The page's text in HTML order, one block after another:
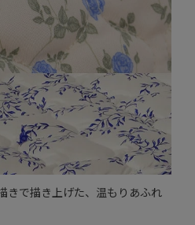
きで描き上げた、温もりあふれ